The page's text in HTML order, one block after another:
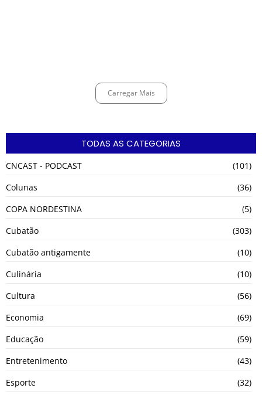
Carregar Mais
TODAS AS CATEGORIAS
CNCAST - PODCAST
(101)
Colunas
(36)
COPA NORDESTINA
(5)
Cubatão
(303)
Cubatão antigamente
(10)
Culinária
(10)
Cultura
(56)
Economia
(69)
Educação
(59)
Entretenimento
(43)
Esporte
(32)